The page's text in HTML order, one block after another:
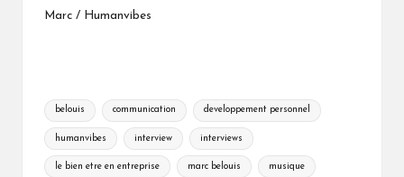
Marc / Humanvibes
Tags:
belouis communication developpement personnel
humanvibes interview interviews
le bien etre en entreprise marc belouis musique